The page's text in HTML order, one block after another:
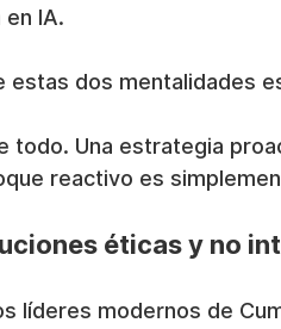
IA.
estas dos mentalidades
todo. Una estrategia
reactivo es
éticas y no
líderes modernos de